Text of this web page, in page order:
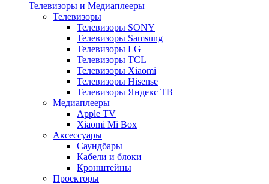
Телевизоры и Медиаплееры
Телевизоры
Телевизоры SONY
Телевизоры Samsung
Телевизоры LG
Телевизоры TCL
Телевизоры Xiaomi
Телевизоры Hisense
Телевизоры Яндекс ТВ
Медиаплееры
Apple TV
Xiaomi Mi Box
Аксессуары
Саундбары
Кабели и блоки
Кронштейны
Проекторы